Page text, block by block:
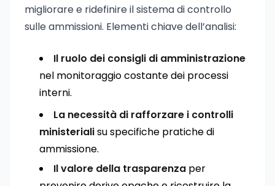
migliorare e ridefinire il sistema di controllo
sulle ammissioni. Elementi chiave dell’analisi:
Il ruolo dei consigli di amministrazione
nel monitoraggio costante dei processi
interni.
La necessità di rafforzare i controlli
ministerialisu specifiche pratiche di
ammissione.
Il valore della trasparenza per